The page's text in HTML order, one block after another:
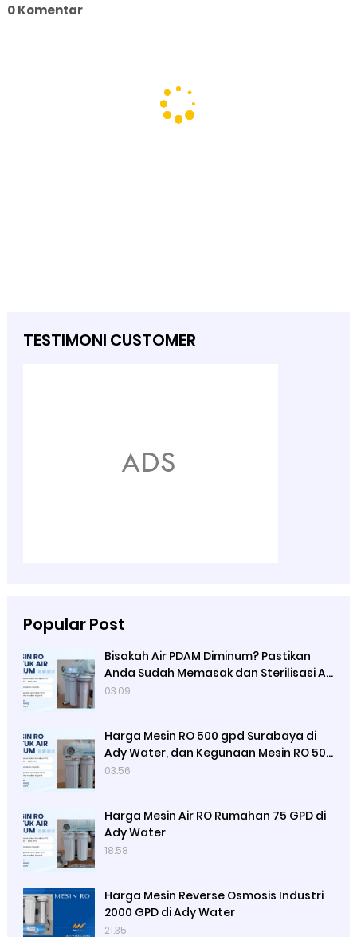
0 Komentar
TESTIMONI CUSTOMER
Popular Post
Bisakah Air PDAM Diminum? Pastikan
Anda Sudah Memasak dan Sterilisasi Air
Terlebih Dulu, Fungsi Mesin Reserve
03.09
Harga Mesin RO 500 gpd Surabaya di
Ady Water, dan Kegunaan Mesin RO 500
Merek Luso
03.56
Harga Mesin Air RO Rumahan 75 GPD di
Ady Water
18.58
Harga Mesin Reverse Osmosis Industri
2000 GPD di Ady Water
21.35